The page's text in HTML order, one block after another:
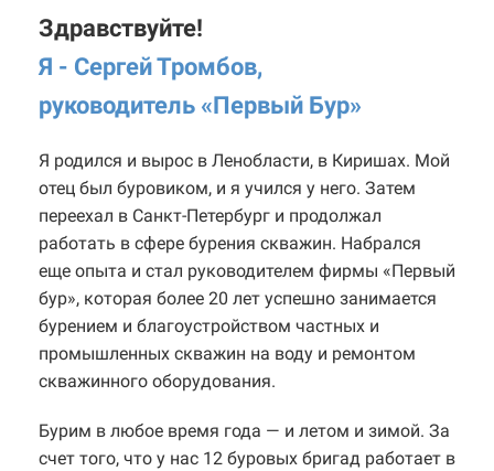
Здравствуйте!
Я - Сергей Тромбов,
руководитель «Первый Бур»
Я родился и вырос в Ленобласти, в Киришах. Мой
отец был буровиком, и я учился у него. Затем
переехал в Санкт-Петербург и продолжал
работать в сфере бурения скважин. Набрался
еще опыта и стал руководителем фирмы «Первый
бур», которая более 20 лет успешно занимается
бурением и благоустройством частных и
промышленных скважин на воду и ремонтом
скважинного оборудования.
Бурим в любое время года — и летом и зимой. За
счет того, что у нас 12 буровых бригад работает в